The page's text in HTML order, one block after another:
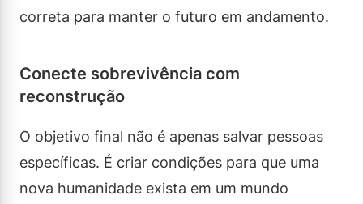
correta para manter o futuro em andamento.
Conecte sobrevivência com
reconstrução
O objetivo final não é apenas salvar pessoas
específicas. É criar condições para que uma
nova humanidade exista em um mundo